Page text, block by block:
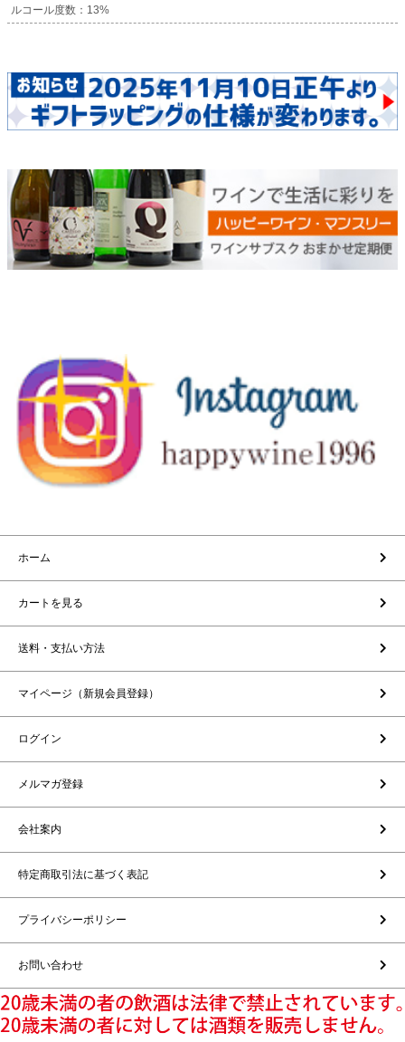
ルコール度数：13%
ホーム
カートを見る
送料・支払い方法
マイページ（新規会員登録）
ログイン
メルマガ登録
会社案内
特定商取引法に基づく表記
プライバシーポリシー
お問い合わせ